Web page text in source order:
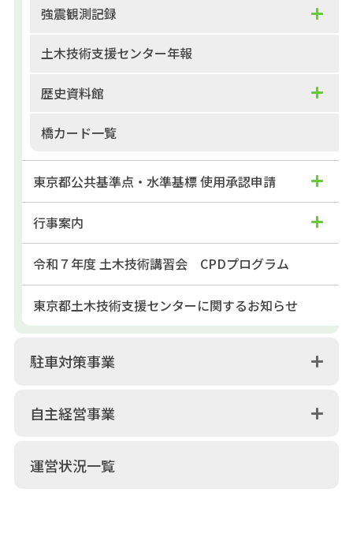
強震観測記録
土木技術支援センター年報
歴史資料館
橋カード一覧
東京都公共基準点・水準基標 使用承認申請
行事案内
令和７年度 土木技術講習会 CPDプログラム
東京都土木技術支援センターに関するお知らせ
駐車対策事業
自主経営事業
運営状況一覧